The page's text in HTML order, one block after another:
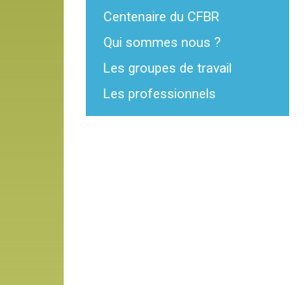
Centenaire du CFBR
Qui sommes nous ?
Les groupes de travail
Les professionnels